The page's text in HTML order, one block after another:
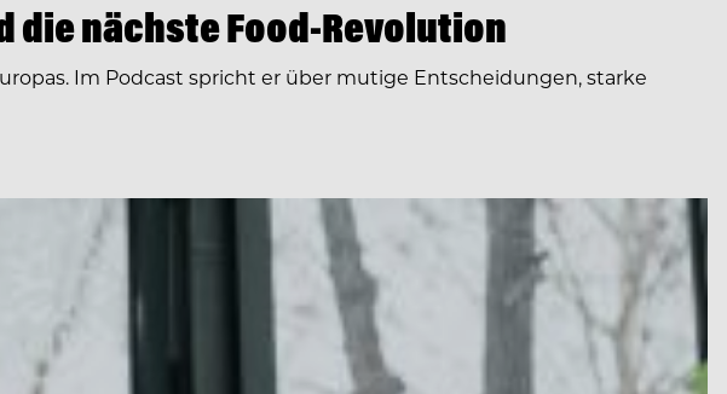
die nächste Food-Revolution
Im Podcast spricht er über mutige Entscheidungen, starke